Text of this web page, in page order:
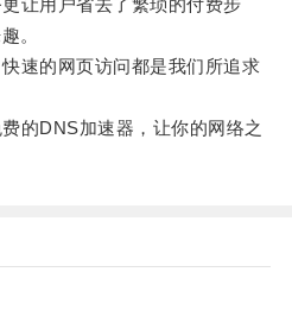
用户省去了繁琐的付费步
。
的网页访问都是我们所追求
DNS加速器，让你的网络之